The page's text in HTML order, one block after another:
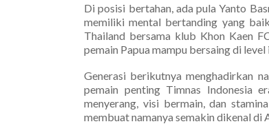
Di posisi bertahan, ada pula Yanto
memiliki mental bertanding yang
Thailand bersama klub Khon Kaen
pemain Papua mampu bersaing di level
Generasi berikutnya menghadirkan
pemain penting Timnas Indonesia
menyerang, visi bermain, dan
membuat namanya semakin dikenal di